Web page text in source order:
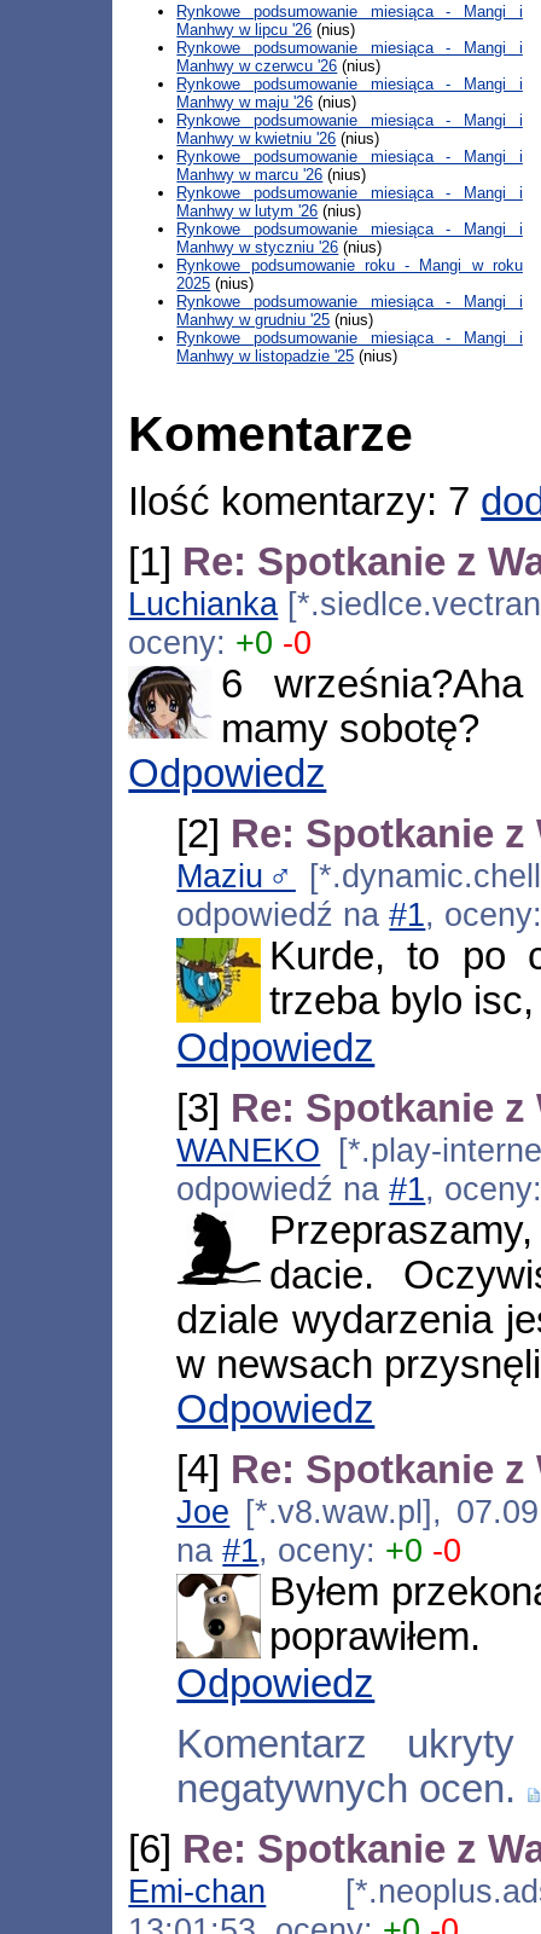
Rynkowe podsumowanie miesiąca - Mangi i
Manhwy w lipcu '26 (nius)
Rynkowe podsumowanie miesiąca - Mangi i
Manhwy w czerwcu '26 (nius)
Rynkowe podsumowanie miesiąca - Mangi i
Manhwy w maju '26 (nius)
Rynkowe podsumowanie miesiąca - Mangi i
Manhwy w kwietniu '26 (nius)
Rynkowe podsumowanie miesiąca - Mangi i
Manhwy w marcu '26 (nius)
Rynkowe podsumowanie miesiąca - Mangi i
Manhwy w lutym '26 (nius)
Rynkowe podsumowanie miesiąca - Mangi i
Manhwy w styczniu '26 (nius)
Rynkowe podsumowanie roku - Mangi w roku
2025 (nius)
Rynkowe podsumowanie miesiąca - Mangi i
Manhwy w grudniu '25 (nius)
Rynkowe podsumowanie miesiąca - Mangi i
Manhwy w listopadzie '25 (nius)
Komentarze
Ilość komentarzy: 7
[1] Re: Spotkanie z
Luchianka
oceny: +0 -0
6
mamy sobotę?
Odpowiedz
[2] Re: Spotkanie z
Maziu♂
odpowiedź na#1,
Kurde, to po
trzeba bylo
Odpowiedz
[3] Re: Spotkanie z
WANEKO [*.play-
odpowiedź na#1,
dacie.
dziale wydarzenia
w newsach
Odpowiedz
[4] Re: Spotkanie z
Joe [*.v8.waw.pl],
na#1, oceny: +0 -0
Byłem
poprawiłem.
Odpowiedz
Komentarz
negatywnych ocen.
[6] Re: Spotkanie z
Emi-chan